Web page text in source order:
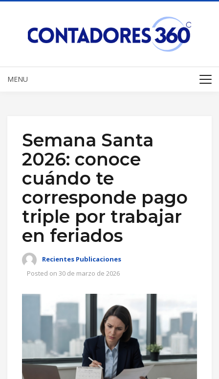
MENU
Semana Santa
2026: conoce
cuándo te
corresponde pago
triple por trabajar
en feriados
Recientes Publicaciones
Posted on 30 de marzo de 2026